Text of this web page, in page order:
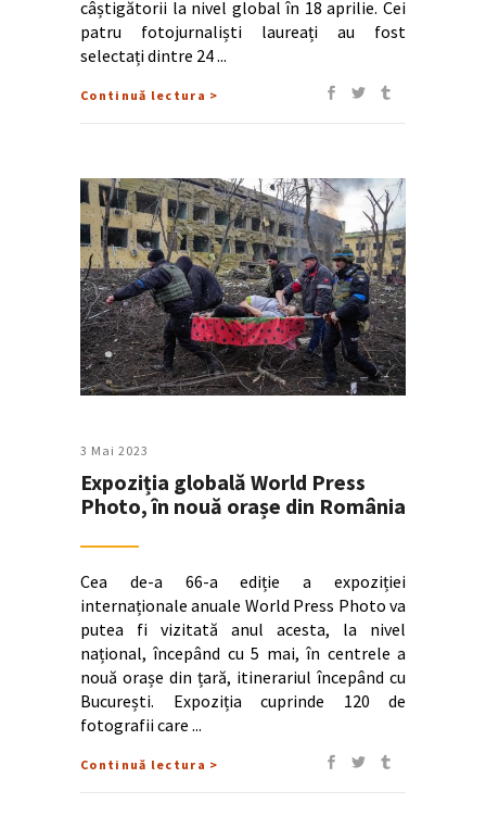
câștigătorii la nivel global în 18 aprilie. Cei
patru fotojurnaliști laureați au fost
selectați dintre 24
Continuă lectura >
3 Mai 2023
Expoziția globală World Press
Photo, în nouă orașe din România
Cea de-a 66-a ediție a expoziției
internaționale anuale World Press Photo va
putea fi vizitată anul acesta, la nivel
național, începând cu 5 mai, în centrele a
nouă orașe din țară, itinerariul începând cu
București. Expoziția cuprinde 120 de
fotografii care
Continuă lectura >